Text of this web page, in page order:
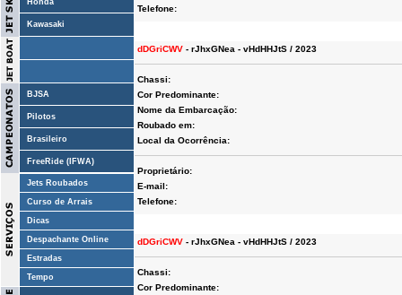
Honda
Kawasaki
BJSA
Pilotos
Brasileiro
FreeRide (IFWA)
Jets Roubados
Curso de Arrais
Dicas
Despachante Online
Estradas
Tempo
Telefone:
dDGriCWV - rJhxGNea - vHdHHJtS / 2023
Chassi:
Cor Predominante:
Nome da Embarcação:
Roubado em:
Local da Ocorrência:
Proprietário:
E-mail:
Telefone:
dDGriCWV - rJhxGNea - vHdHHJtS / 2023
Chassi:
Cor Predominante: